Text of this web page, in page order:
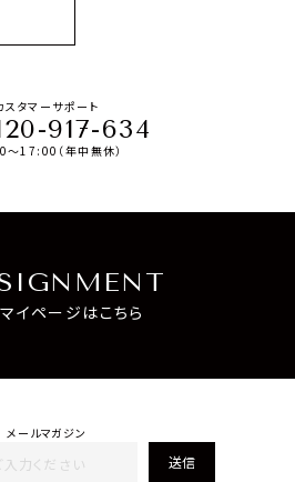
スタマーサポート
917-634
17:00（年中無休）
イページはこちら
メールマガジン
送信